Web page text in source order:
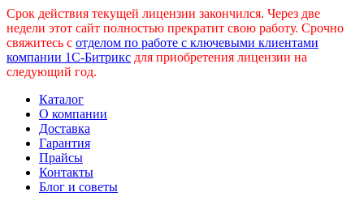
Срок действия текущей лицензии закончился. Через две
недели этот сайт полностью прекратит свою работу. Срочно
свяжитесь с отделом по работе с ключевыми клиентами
компании 1С-Битрикс для приобретения лицензии на
следующий год.
Каталог
О компании
Доставка
Гарантия
Прайсы
Контакты
Блог и советы